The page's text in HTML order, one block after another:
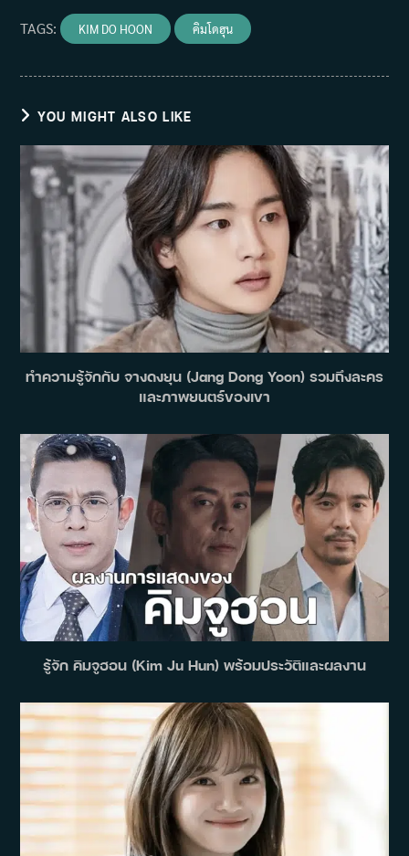
TAGS: KIM DO HOON คิมโดฮุน
YOU MIGHT ALSO LIKE
ทำความรู้จักกับ จางดงยุน (Jang Dong Yoon) รวมถึงละคร
และภาพยนตร์ของเขา
รู้จัก คิมจูฮอน (Kim Ju Hun) พร้อมประวัติและผลงาน